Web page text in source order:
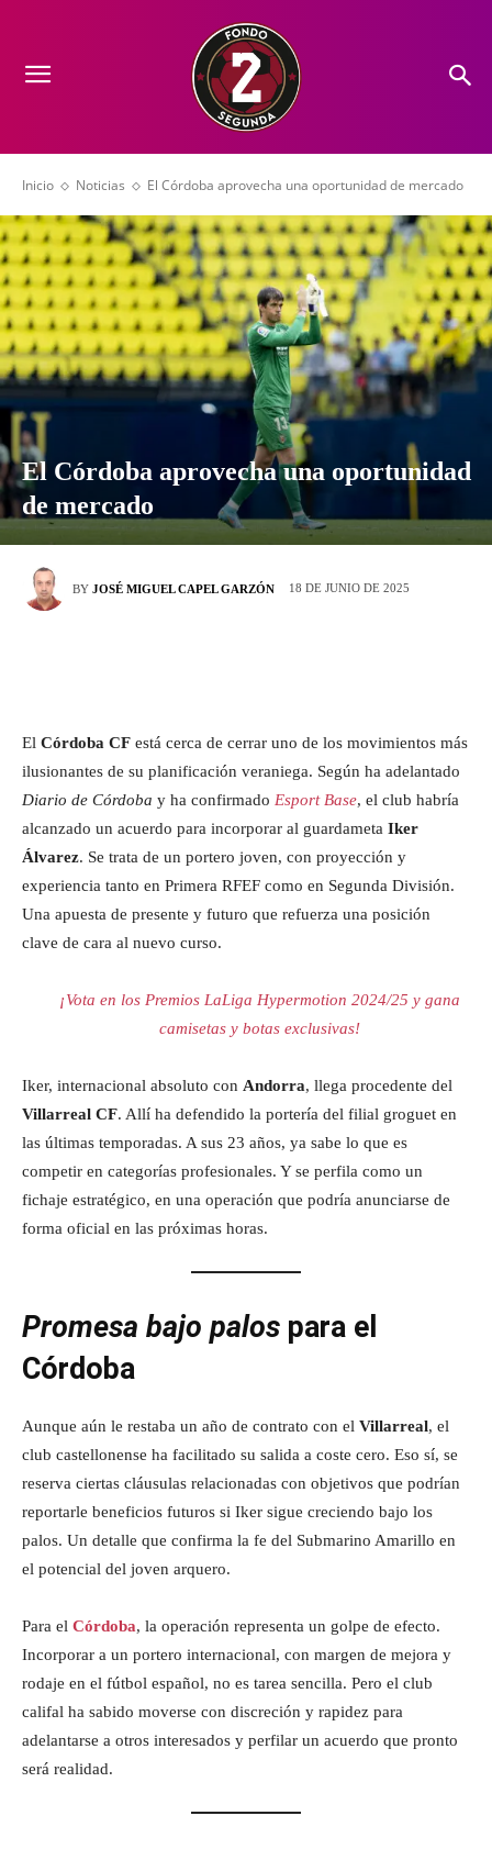
Inicio Noticias El Córdoba aprovecha una oportunidad de mercado
El Córdoba aprovecha una oportunidad
de mercado
BY JOSÉ MIGUEL CAPEL GARZÓN 18 DE JUNIO DE 2025
El Córdoba CF está cerca de cerrar uno de los movimientos más
ilusionantes de su planificación veraniega. Según ha adelantado
Diario de Córdoba y ha confirmado Esport Base, el club habría
alcanzado un acuerdo para incorporar al guardameta Iker
Álvarez. Se trata de un portero joven, con proyección y
experiencia tanto en Primera RFEF como en Segunda División.
Una apuesta de presente y futuro que refuerza una posición
clave de cara al nuevo curso.
¡Vota en los Premios LaLiga Hypermotion 2024/25 y gana
camisetas y botas exclusivas!
Iker, internacional absoluto con Andorra, llega procedente del
Villarreal CF. Allí ha defendido la portería del filial groguet en
las últimas temporadas. A sus 23 años, ya sabe lo que es
competir en categorías profesionales. Y se perfila como un
fichaje estratégico, en una operación que podría anunciarse de
forma oficial en las próximas horas.
Promesa bajo palos para el
Córdoba
Aunque aún le restaba un año de contrato con el Villarreal, el
club castellonense ha facilitado su salida a coste cero. Eso sí, se
reserva ciertas cláusulas relacionadas con objetivos que podrían
reportarle beneficios futuros si Iker sigue creciendo bajo los
palos. Un detalle que confirma la fe del Submarino Amarillo en
el potencial del joven arquero.
Para el Córdoba, la operación representa un golpe de efecto.
Incorporar a un portero internacional, con margen de mejora y
rodaje en el fútbol español, no es tarea sencilla. Pero el club
califal ha sabido moverse con discreción y rapidez para
adelantarse a otros interesados y perfilar un acuerdo que pronto
será realidad.